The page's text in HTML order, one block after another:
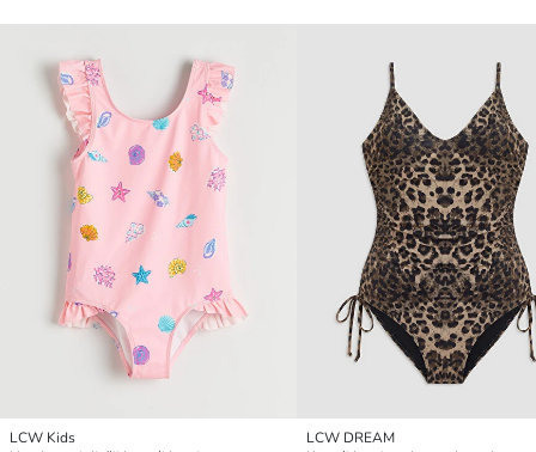
LCW Kids
LCW DREAM